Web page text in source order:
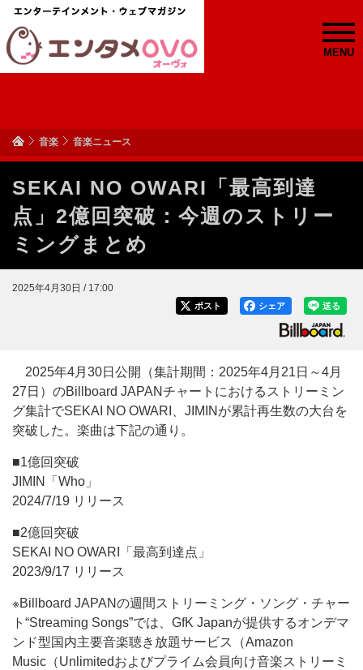
MENU
音楽 音楽ニュース
SEKAI NO OWARI「最高到達
点」2億回突破：今週のストリー
ミングまとめ
2025年4月30日 / 17:00
送る
シェア
ポスト
2025年4月30日公開（集計期間：2025年4月21日～4月
27日）のBillboard JAPANチャートにおけるストリーミン
グ集計でSEKAI NO OWARI、JIMINが累計再生数の大台を
突破した。楽曲は下記の通り。
■1億回突破
JIMIN「Who」
2024/7/19 リリース
■2億回突破
SEKAI NO OWARI「最高到達点」
2023/9/17 リリース
※Billboard JAPANの週間ストリーミング・ソング・チャー
ト“Streaming Songs”では、GfK Japanが提供するオンデマ
ンド型国内主要音楽聴き放題サービス（Amazon
Music（Unlimitedおよびプライム会員向け音楽ストリーミ